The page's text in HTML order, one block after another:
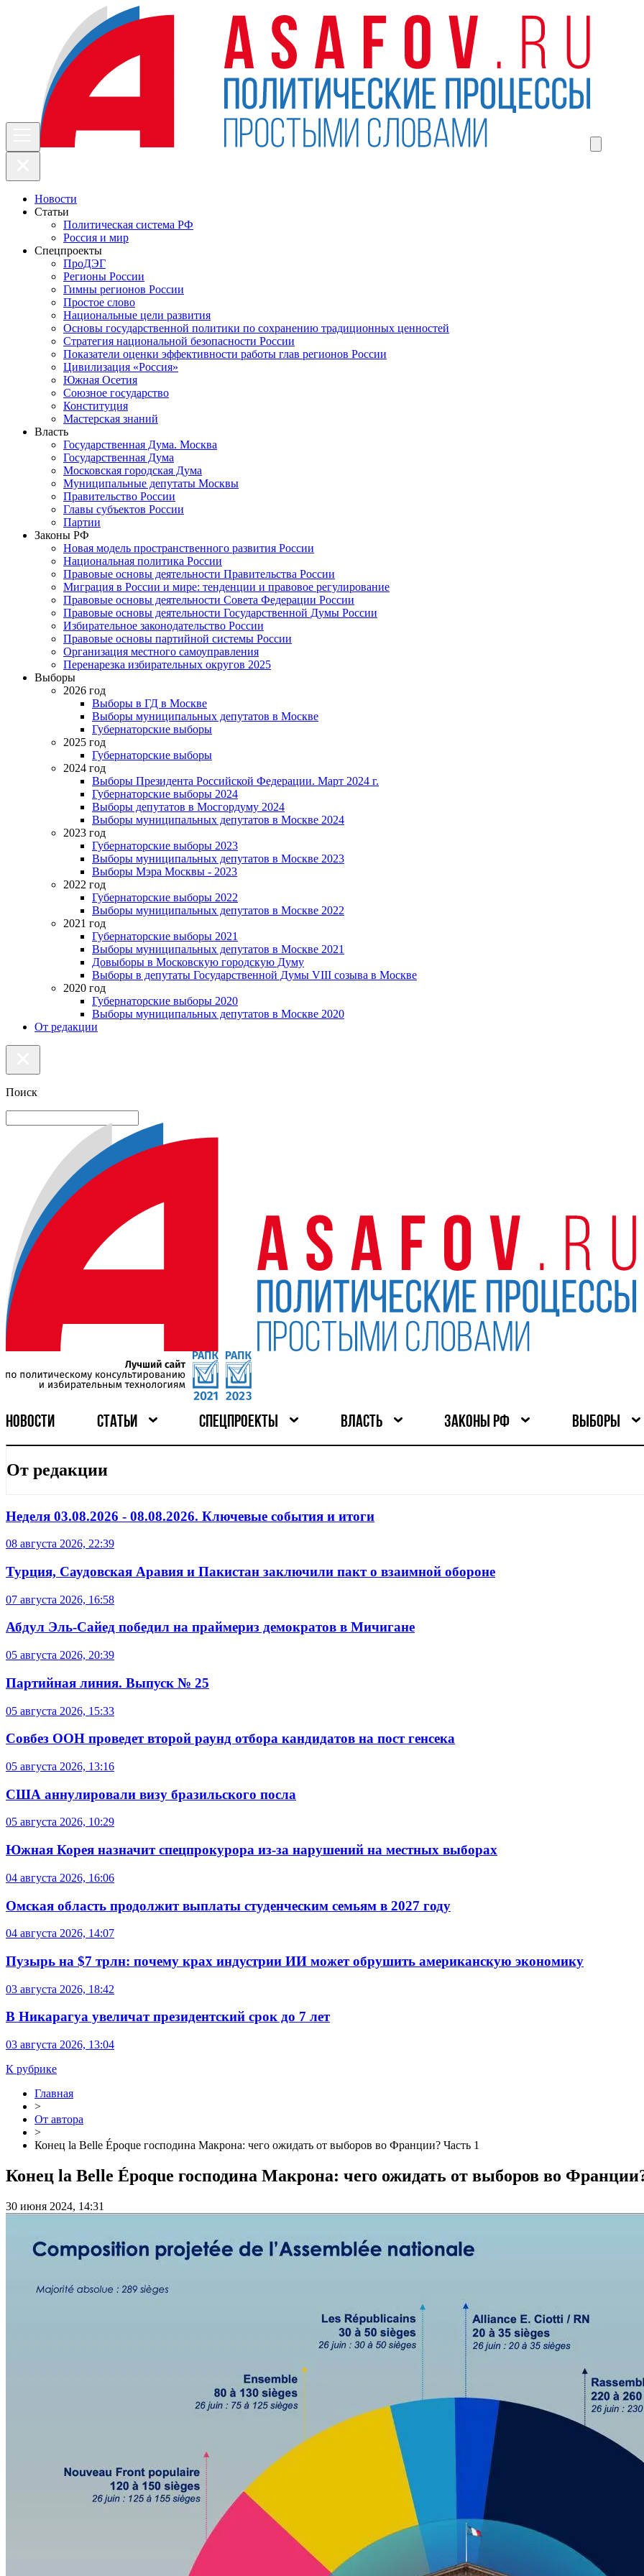
Новости
Статьи
Политическая система РФ
Россия и мир
Спецпроекты
ПроДЭГ
Регионы России
Гимны регионов России
Простое слово
Национальные цели развития
Основы государственной политики по сохранению традиционных ценностей
Стратегия национальной безопасности России
Показатели оценки эффективности работы глав регионов России
Цивилизация «Россия»
Южная Осетия
Союзное государство
Конституция
Мастерская знаний
Власть
Государственная Дума. Москва
Государственная Дума
Московская городская Дума
Муниципальные депутаты Москвы
Правительство России
Главы субъектов России
Партии
Законы РФ
Новая модель пространственного развития России
Национальная политика России
Правовые основы деятельности Правительства России
Миграция в России и мире: тенденции и правовое регулирование
Правовые основы деятельности Совета Федерации России
Правовые основы деятельности Государственной Думы России
Избирательное законодательство России
Правовые основы партийной системы России
Организация местного самоуправления
Перенарезка избирательных округов 2025
Выборы
2026 год
Выборы в ГД в Москве
Выборы муниципальных депутатов в Москве
Губернаторские выборы
2025 год
Губернаторские выборы
2024 год
Выборы Президента Российской Федерации. Март 2024 г.
Губернаторские выборы 2024
Выборы депутатов в Мосгордуму 2024
Выборы муниципальных депутатов в Москве 2024
2023 год
Губернаторские выборы 2023
Выборы муниципальных депутатов в Москве 2023
Выборы Мэра Москвы - 2023
2022 год
Губернаторские выборы 2022
Выборы муниципальных депутатов в Москве 2022
2021 год
Губернаторские выборы 2021
Выборы муниципальных депутатов в Москве 2021
Довыборы в Московскую городскую Думу
Выборы в депутаты Государственной Думы VIII созыва в Москве
2020 год
Губернаторские выборы 2020
Выборы муниципальных депутатов в Москве 2020
От редакции
Поиск
НОВОСТИ СТАТЬИ СПЕЦПРОЕКТЫ ВЛАСТЬ ЗАКОНЫ РФ ВЫБОРЫ
От редакции
Неделя 03.08.2026 - 08.08.2026. Ключевые события и итоги
08 августа 2026, 22:39
Турция, Саудовская Аравия и Пакистан заключили пакт о взаимной обороне
07 августа 2026, 16:58
Абдул Эль-Сайед победил на праймериз демократов в Мичигане
05 августа 2026, 20:39
Партийная линия. Выпуск № 25
05 августа 2026, 15:33
Совбез ООН проведет второй раунд отбора кандидатов на пост генсека
05 августа 2026, 13:16
США аннулировали визу бразильского посла
05 августа 2026, 10:29
Южная Корея назначит спецпрокурора из-за нарушений на местных выборах
04 августа 2026, 16:06
Омская область продолжит выплаты студенческим семьям в 2027 году
04 августа 2026, 14:07
Пузырь на $7 трлн: почему крах индустрии ИИ может обрушить американскую экономику
03 августа 2026, 18:42
В Никарагуа увеличат президентский срок до 7 лет
03 августа 2026, 13:04
К рубрике
Главная
>
От автора
>
Конец la Belle Époque господина Макрона: чего ожидать от выборов во Франции? Часть 1
Конец la Belle Époque господина Макрона: чего ожидать от выборов во
30 июня 2024, 14:31